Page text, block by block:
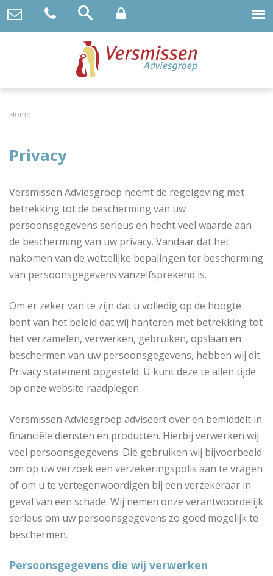
Home
Privacy
Versmissen Adviesgroep neemt de regelgeving met
betrekking tot de bescherming van uw
persoonsgegevens serieus en hecht veel waarde aan
de bescherming van uw privacy. Vandaar dat het
nakomen van de wettelijke bepalingen ter bescherming
van persoonsgegevens vanzelfsprekend is.
Om er zeker van te zijn dat u volledig op de hoogte
bent van het beleid dat wij hanteren met betrekking tot
het verzamelen, verwerken, gebruiken, opslaan en
beschermen van uw persoonsgegevens, hebben wij dit
Privacy statement opgesteld. U kunt deze te allen tijde
op onze website raadplegen.
Versmissen Adviesgroep adviseert over en bemiddelt in
financiële diensten en producten. Hierbij verwerken wij
veel persoonsgegevens. Die gebruiken wij bijvoorbeeld
om op uw verzoek een verzekeringspolis aan te vragen
of om u te vertegenwoordigen bij een verzekeraar in
geval van een schade. Wij nemen onze verantwoordelijk
serieus om uw persoonsgegevens zo goed mogelijk te
beschermen.
Persoonsgegevens die wij verwerken